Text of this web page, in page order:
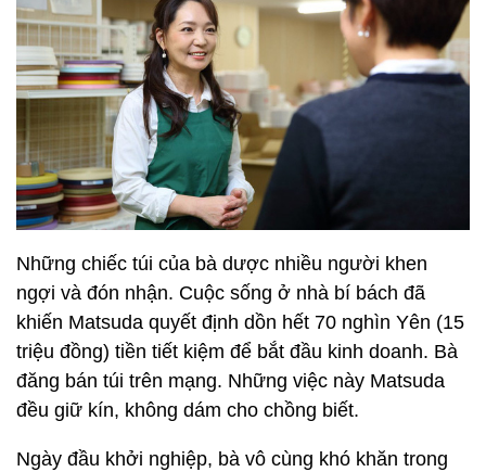
Những chiếc túi của bà dược nhiều người khen
ngợi và đón nhận. Cuộc sống ở nhà bí bách đã
khiến Matsuda quyết định dồn hết 70 nghìn Yên (15
triệu đồng) tiền tiết kiệm để bắt đầu kinh doanh. Bà
đăng bán túi trên mạng. Những việc này Matsuda
đều giữ kín, không dám cho chồng biết.
Ngày đầu khởi nghiệp, bà vô cùng khó khăn trong